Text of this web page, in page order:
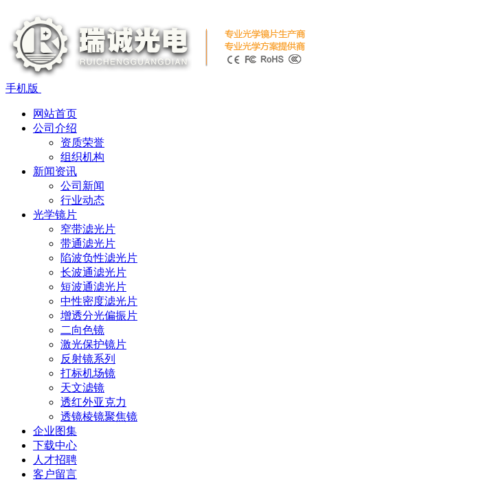
手机版
网站首页
公司介绍
资质荣誉
组织机构
新闻资讯
公司新闻
行业动态
光学镜片
窄带滤光片
带通滤光片
陷波负性滤光片
长波通滤光片
短波通滤光片
中性密度滤光片
增透分光偏振片
二向色镜
激光保护镜片
反射镜系列
打标机场镜
天文滤镜
透红外亚克力
透镜棱镜聚焦镜
企业图集
下载中心
人才招聘
客户留言